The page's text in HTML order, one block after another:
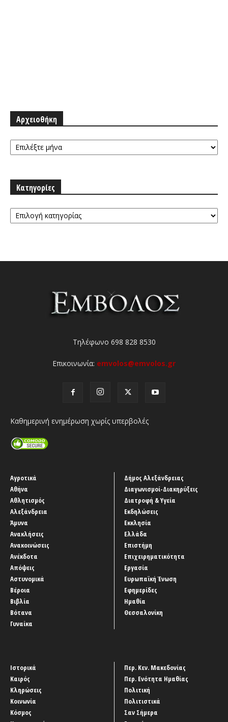
Αρχειοθήκη
Αρχειοθήκη
Κατηγορίες
Κατηγορίες
Τηλέφωνο 698 828 8530
Επικοινωνία: emvolos@emvolos.gr
Καθημερινή ενημέρωση χωρίς υπερβολές
Αγροτικά
Αθήνα
Αθλητισμός
Αλεξάνδρεια
Άμυνα
Ανακλήσεις
Ανακοινώσεις
Ανέκδοτα
Απόψεις
Αστυνομικά
Βέροια
Βιβλία
Βότανα
Γυναίκα
Δήμος Αλεξάνδρειας
Διαγωνισμοί-Διακηρύξεις
Διατροφή & Υγεία
Εκδηλώσεις
Εκκλησία
Ελλάδα
Επιστήμη
Επιχειρηματικότητα
Εργασία
Ευρωπαϊκή Ένωση
Εφημερίδες
Ημαθία
Θεσσαλονίκη
Ιστορικά
Καιρός
Κληρώσεις
Κοινωνία
Κόσμος
Περ. Κεν. Μακεδονίας
Περ. Ενότητα Ημαθίας
Πολιτική
Πολιτιστικά
Σαν Σήμερα